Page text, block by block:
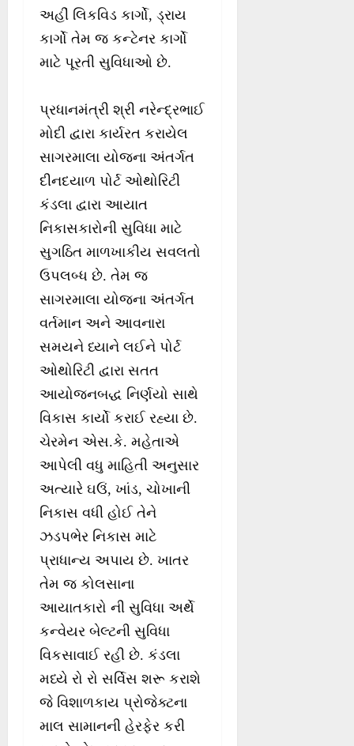
અહીં લિકવિડ કાર્ગો, ડ્રાય
કાર્ગો તેમ જ કન્ટેનર કાર્ગો
માટે પૂરતી સુવિધાઓ છે.
પ્રધાનમંત્રી શ્રી નરેન્દ્રભાઈ
મોદી દ્વારા કાર્યરત કરાયેલ
સાગરમાલા યોજના અંતર્ગત
દીનદયાળ પોર્ટ ઓથોરિટી
કંડલા દ્વારા આયાત
નિકાસકારોની સુવિધા માટે
સુગઠિત માળખાકીય સવલતો
ઉપલબ્ધ છે. તેમ જ
સાગરમાલા યોજના અંતર્ગત
વર્તમાન અને આવનારા
સમયને ધ્યાને લઈને પોર્ટ
ઓથોરિટી દ્વારા સતત
આયોજનબદ્ધ નિર્ણયો સાથે
વિકાસ કાર્યો કરાઈ રહ્યા છે.
ચેરમેન એસ.કે. મહેતાએ
આપેલી વધુ માહિતી અનુસાર
અત્યારે ઘઉં, ખાંડ, ચોખાની
નિકાસ વધી હોઈ તેને
ઝડપભેર નિકાસ માટે
પ્રાધાન્ય અપાય છે. ખાતર
તેમ જ કોલસાના
આયાતકારો ની સુવિધા અર્થે
કન્વેયર બેલ્ટની સુવિધા
વિકસાવાઈ રહી છે. કંડલા
મધ્યે રો રો સર્વિસ શરૂ કરાશે
જે વિશાળકાય પ્રોજેક્ટના
માલ સામાનની હેરફેર કરી